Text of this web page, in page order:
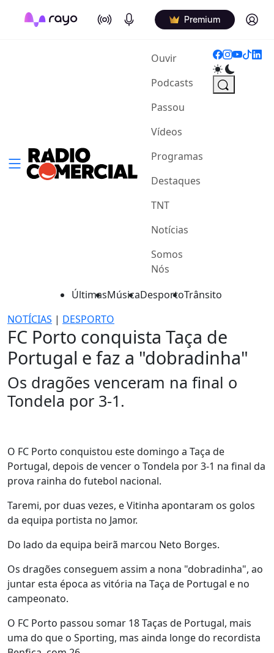
On Air Podcasts Premium Log in
Ouvir(current)
Podcasts
Passou
Vídeos
Programas
Destaques
TNT
Notícias
Somos
Nós
ÚltimasMúsicaDesportoTrânsito
NOTÍCIAS | DESPORTO
FC Porto conquista Taça de
Portugal e faz a "dobradinha"
Os dragões venceram na final o
Tondela por 3-1.
O FC Porto conquistou este domingo a Taça de
Portugal, depois de vencer o Tondela por 3-1 na final da
prova rainha do futebol nacional.
Taremi, por duas vezes, e Vitinha apontaram os golos
da equipa portista no Jamor.
Do lado da equipa beirã marcou Neto Borges.
Os dragões conseguem assim a nona "dobradinha", ao
juntar esta época as vitória na Taça de Portugal e no
campeonato.
O FC Porto passou somar 18 Taças de Portugal, mais
uma do que o Sporting, mas ainda longe do recordista